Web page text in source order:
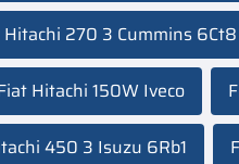
Hitachi 270 3 Cummins
Hitachi 150W Iveco
450 3 Isuzu 6Rb1